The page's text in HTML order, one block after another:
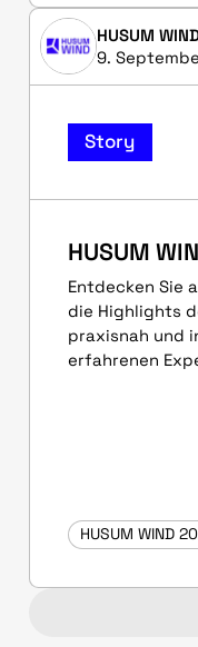
HUSUM
9.
Story
HUSUM
Entdecken Sie
die Highlights
praxisnah und
erfahrenen
HUSUM WIND